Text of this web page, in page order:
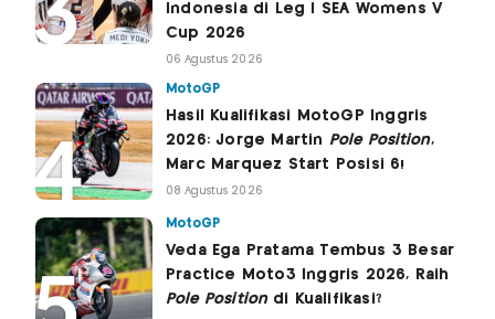
Indonesia di Leg I SEA Womens V
Cup 2026
06 Agustus 2026
MotoGP
Hasil Kualifikasi MotoGP Inggris
2026: Jorge Martin Pole Position,
Marc Marquez Start Posisi 6!
08 Agustus 2026
MotoGP
Veda Ega Pratama Tembus 3 Besar
Practice Moto3 Inggris 2026, Raih
Pole Positiondi Kualifikasi?